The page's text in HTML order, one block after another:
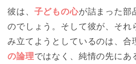
彼は、 子どもの心が詰まった部
のでしょう。そして彼が、それ
み立てようとしているのは、合
の論理ではなく、純情の先にあ